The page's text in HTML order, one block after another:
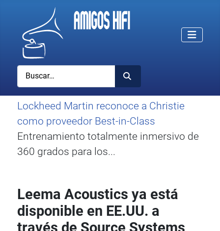
Buscar
Lockheed Martin reconoce a Christie
como proveedor Best-in-Class
Entrenamiento totalmente inmersivo de
360 grados para los...
Leema Acoustics ya está
disponible en EE.UU. a